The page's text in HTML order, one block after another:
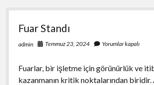
Fuar Standı
admin Temmuz 23, 2024 Yorumlar kapalı
Fuarlar, bir işletme için görünürlük ve
kazanmanın kritik noktalarından biridir.